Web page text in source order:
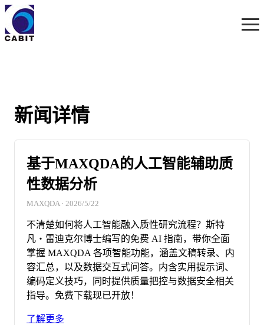
新闻详情
基于MAXQDA的人工智能辅助质
性数据分析
MAXQDA· 2026/5/22
不清楚如何将人工智能融入质性研究流程？斯特
凡・雷迪克尔博士编写的免费 AI 指南，带你全面
掌握 MAXQDA 各项智能功能，涵盖文稿转录、内
容汇总，以及数据交互式问答。内含实用提示词、
编码定义技巧，同时提供质量把控与数据安全相关
指导。免费下载现已开放！
了解更多